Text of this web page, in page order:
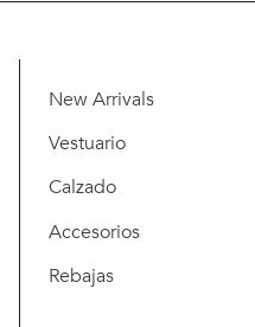
New Arrivals
Vestuario
Calzado
Accesorios
Rebajas